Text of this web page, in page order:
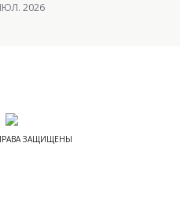
2026
ЗАЩИЩЕНЫ